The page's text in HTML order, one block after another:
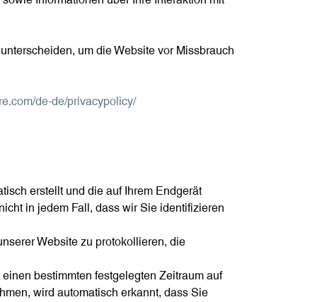
um die Website vor Missbrauch
de-de/privacypolicy/
erstellt und die auf Ihrem Endgerät
in jedem Fall, dass wir Sie identifizieren
Website zu protokollieren, die
bestimmten festgelegten Zeitraum auf
wird automatisch erkannt, dass Sie